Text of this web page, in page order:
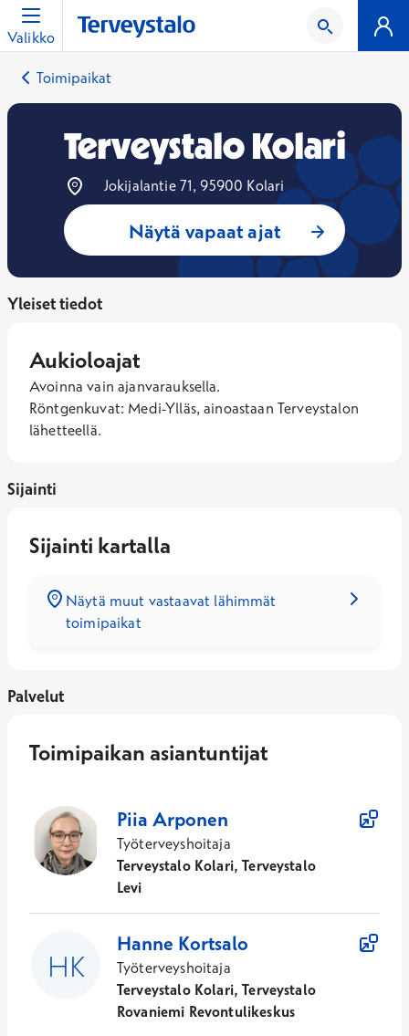
Valikko
Toimipaikat
Terveystalo Kolari
Jokijalantie 71, 95900 Kolari
Näytä vapaat ajat
Yleiset tiedot
Aukioloajat
Avoinna vain ajanvarauksella.
Röntgenkuvat: Medi-Ylläs, ainoastaan Terveystalon
lähetteellä.
Sijainti
Sijainti kartalla
Näytä muut vastaavat lähimmät
toimipaikat
Palvelut
Toimipaikan asiantuntijat
Piia Arponen
Työterveyshoitaja
Terveystalo Kolari, Terveystalo
Levi
Hanne Kortsalo
Työterveyshoitaja
Terveystalo Kolari, Terveystalo
Rovaniemi Revontulikeskus